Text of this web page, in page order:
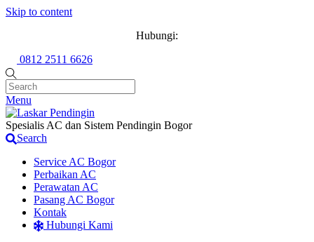
Skip to content
Hubungi:
0812 2511 6626
Menu
Spesialis AC dan Sistem Pendingin Bogor
Search
Service AC Bogor
Perbaikan AC
Perawatan AC
Pasang AC Bogor
Kontak
Hubungi Kami